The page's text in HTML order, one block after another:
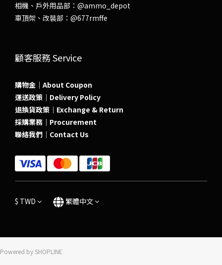
相機、戶外用品部： @ammo_depot
車頂架、改裝部： @677rmffe
顧客服務 Service
購物金｜About Coupon
運送政策｜Delivery Policy
退換貨政策｜Exchange & Return
採購業務｜Procurement
聯絡我們｜Contact Us
$ TWD 繁體中文
Powered by SHOPLINE